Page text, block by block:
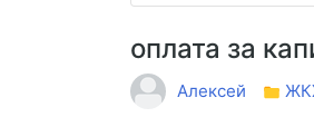
оплата за
Алексей